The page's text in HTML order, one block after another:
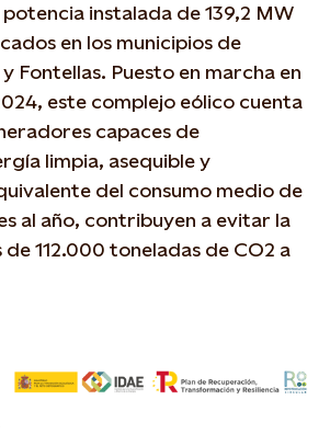
potencia instalada de 139,2 MW
en los municipios de
Fontellas. Puesto en marcha en
este complejo eólico cuenta
capaces de
limpia, asequible y
del consumo medio de
al año, contribuyen a evitar la
de 112.000 toneladas de CO2 a